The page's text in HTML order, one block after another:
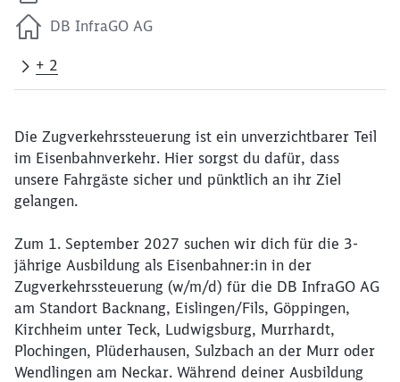
DB InfraGO AG
+ 2
Die Zugverkehrssteuerung ist ein unverzichtbarer Teil
im Eisenbahnverkehr. Hier sorgst du dafür, dass
unsere Fahrgäste sicher und pünktlich an ihr Ziel
gelangen.
Zum 1. September 2027 suchen wir dich für die 3-
jährige Ausbildung als Eisenbahner:in in der
Zugverkehrssteuerung (w/m/d) für die DB InfraGO AG
am Standort Backnang, Eislingen/Fils, Göppingen,
Kirchheim unter Teck, Ludwigsburg, Murrhardt,
Plochingen, Plüderhausen, Sulzbach an der Murr oder
Wendlingen am Neckar. Während deiner Ausbildung